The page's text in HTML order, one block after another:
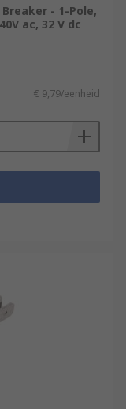
Breaker - 1-Pole,
ac, 32 V dc
€ 9,79/eenheid